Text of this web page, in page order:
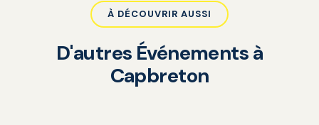
À DÉCOUVRIR AUSSI
D'autres Événements à
Capbreton